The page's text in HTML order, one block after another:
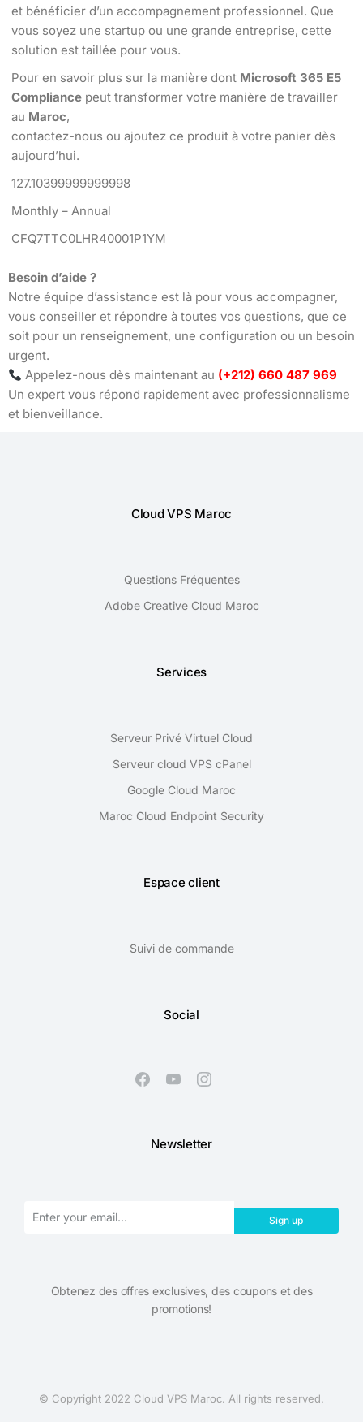
et bénéficier d’un accompagnement professionnel. Que
vous soyez une startup ou une grande entreprise, cette
solution est taillée pour vous.
Pour en savoir plus sur la manière dont Microsoft 365 E5
Compliance peut transformer votre manière de travailler
au Maroc,
contactez-nous ou ajoutez ce produit à votre panier dès
aujourd’hui.
127.10399999999998
Monthly – Annual
CFQ7TTC0LHR40001P1YM
Besoin d’aide ?
Notre équipe d’assistance est là pour vous accompagner,
vous conseiller et répondre à toutes vos questions, que ce
soit pour un renseignement, une configuration ou un besoin
urgent.
Appelez-nous dès maintenant au (+212) 660 487 969
Un expert vous répond rapidement avec professionnalisme
et bienveillance.
Cloud VPS Maroc
Questions Fréquentes
Adobe Creative Cloud Maroc
Services
Serveur Privé Virtuel Cloud
Serveur cloud VPS cPanel
Google Cloud Maroc
Maroc Cloud Endpoint Security
Espace client
Suivi de commande
Social
Newsletter
Sign up
Obtenez des offres exclusives, des coupons et des
promotions!​
© Copyright 2022 Cloud VPS Maroc. All rights reserved.